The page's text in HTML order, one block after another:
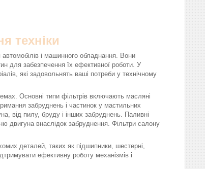
техніки
і машинного обладнання. Вони
для забезпечення їх ефективної роботи. У
які задовольнять ваші потреби у технічному
Основні типи фільтрів включають масляні
забруднень і частинок у мастильних
від пилу, бруду і інших забруднень. Паливні
двигуна внаслідок забруднення. Фільтри салону
деталей, таких як підшипники, шестерні,
ефективну роботу механізмів і